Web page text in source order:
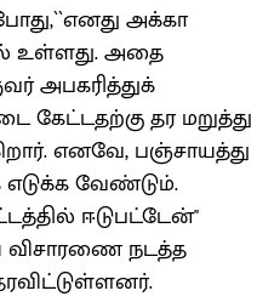
அக்கா
உள்ளது. அதை
அபகரித்துக்
தர மறுத்து
எனவே, பஞ்சாயத்து
வேண்டும்.
ஈடுபட்டேன்''
விசாரணை நடத்த